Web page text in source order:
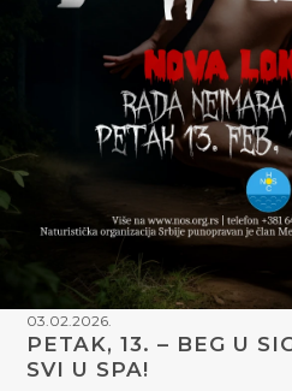
03.02.2026.
PETAK, 13. – BEG U
SVI U SPA!